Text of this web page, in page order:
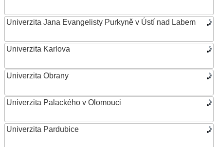
Univerzita Jana Evangelisty Purkyně v Ústí nad Labem
Univerzita Karlova
Univerzita Obrany
Univerzita Palackého v Olomouci
Univerzita Pardubice